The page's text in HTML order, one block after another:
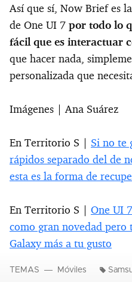
Así que sí, Now Brief es
de One UI 7 por todo lo
fácil que es interactuar
que hacer nada,
personalizada que
Imágenes | Ana Suárez
En Territorio S | Si no te
rápidos separado del de
esta es la forma de
En Territorio S | One UI
como gran novedad pero
Galaxy más a tu gusto
TEMAS Móviles